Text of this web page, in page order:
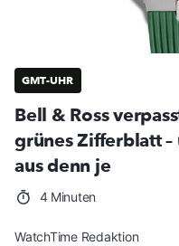
GMT-UHR
Bell & Ross
grünes Zifferblatt –
aus denn je
4 Minuten
WatchTime Redaktion